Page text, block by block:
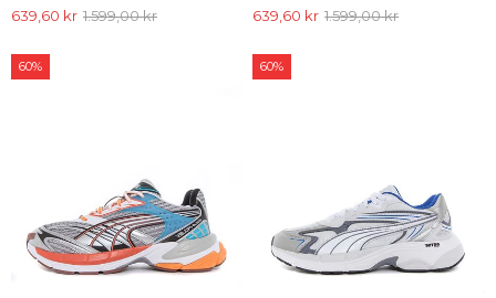
639,60 kr 1.599,00 kr
639,60 kr 1.599,00 kr
60% 60%